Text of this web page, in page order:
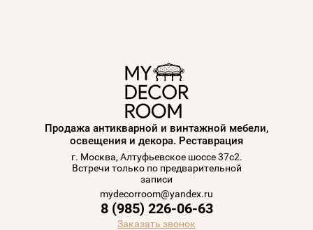
Продажа антикварной и винтажной мебели,
освещения и декора. Реставрация
г. Москва, Алтуфьевское шоссе 37с2.
Встречи только по предварительной
записи
mydecorroom@yandex.ru
8 (985) 226-06-63
Заказать звонок